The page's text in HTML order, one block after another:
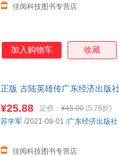
佳阅科技图书专营店
加入购物车 收藏
正版 古陆英雄传广东经济出版
¥25.88 定价： ¥45.00 (5.76折)
佳阅科技图书专营店
苏学军 /2021-08-01 /广东经济出版社